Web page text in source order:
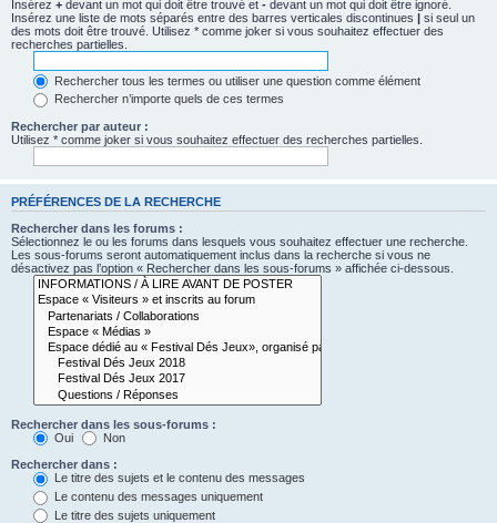
Insérez + devant un mot qui doit être trouvé et - devant un mot qui doit être ignoré.
Insérez une liste de mots séparés entre des barres verticales discontinues | si seul un
des mots doit être trouvé. Utilisez * comme joker si vous souhaitez effectuer des
recherches partielles.
Rechercher tous les termes ou utiliser une question comme élément
Rechercher n’importe quels de ces termes
Rechercher par auteur :
Utilisez * comme joker si vous souhaitez effectuer des recherches partielles.
PRÉFÉRENCES DE LA RECHERCHE
Rechercher dans les forums :
Sélectionnez le ou les forums dans lesquels vous souhaitez effectuer une recherche.
Les sous-forums seront automatiquement inclus dans la recherche si vous ne
désactivez pas l’option « Rechercher dans les sous-forums » affichée ci-dessous.
Rechercher dans les sous-forums :
Oui
Non
Rechercher dans :
Le titre des sujets et le contenu des messages
Le contenu des messages uniquement
Le titre des sujets uniquement